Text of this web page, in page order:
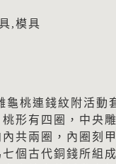
,模具
龜桃連錢紋附活動
形有四圈，中央
共兩圈，內圈刻
個古代銅錢所組